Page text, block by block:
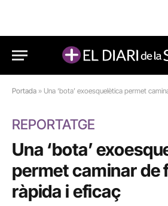
Portada » Una ‘bota’ exoesquelètica permet
REPORTATGE
Una ‘bota’
permet caminar de
ràpida i eficaç